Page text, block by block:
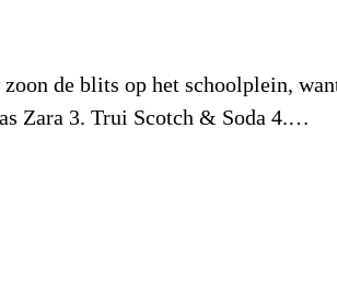
de blits op het schoolplein,
Zara 3. Trui Scotch & Soda 4.…